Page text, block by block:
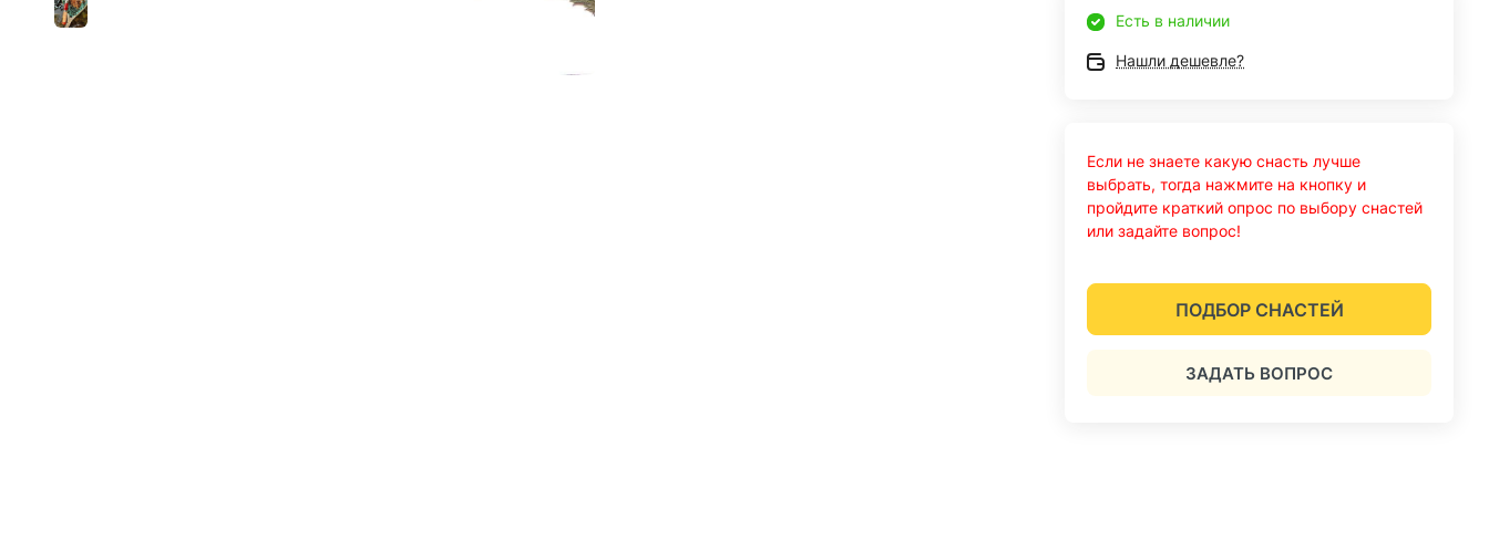
Есть в наличии
Нашли дешевле?
Если не знаете какую снасть лучше
выбрать, тогда нажмите на кнопку и
пройдите краткий опрос по выбору снастей
или задайте вопрос!
ПОДБОР СНАСТЕЙ
ЗАДАТЬ ВОПРОС